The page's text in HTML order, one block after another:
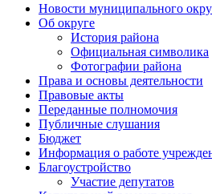
Новости муниципального
Об округе
История района
Официальная символика
Фотографии района
Права и основы деятельности
Правовые акты
Переданные полномочия
Публичные слушания
Бюджет
Информация о работе
Благоустройство
Участие депутатов